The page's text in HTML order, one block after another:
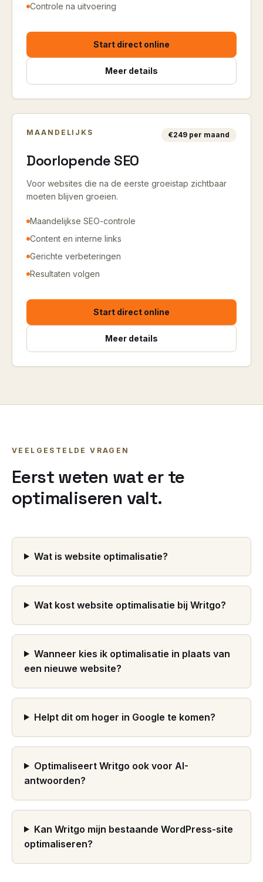
Controle na uitvoering
Start direct online
Meer details
MAANDELIJKS €249 per maand
Doorlopende SEO
Voor websites die na de eerste groeistap zichtbaar
moeten blijven groeien.
Maandelijkse SEO-controle
Content en interne links
Gerichte verbeteringen
Resultaten volgen
Start direct online
Meer details
VEELGESTELDE VRAGEN
Eerst weten wat er te
optimaliseren valt.
Wat is website optimalisatie?
Wat kost website optimalisatie bij Writgo?
Wanneer kies ik optimalisatie in plaats van
een nieuwe website?
Helpt dit om hoger in Google te komen?
Optimaliseert Writgo ook voor AI-
antwoorden?
Kan Writgo mijn bestaande WordPress-site
optimaliseren?